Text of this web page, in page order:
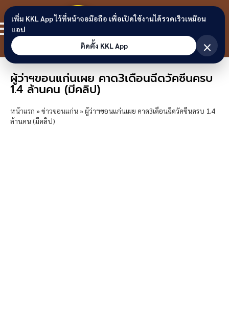
Skip to content
ขอนแก่น
ลิงก์
ผู้ว่าฯขอนแก่นเผย คาด3เดือนฉีดวัคซีนครบ
1.4 ล้านคน (มีคลิป)
หน้าแรก »ข่าวขอนแก่น»ผู้ว่าฯขอนแก่นเผย คาด3เดือนฉีดวัคซีนครบ 1.4
ล้านคน (มีคลิป)
เพิ่ม KKL App ไว้ที่หน้าจอมือถือ เพื่อเปิดใช้งานได้รวดเร็วเหมือน
แอป
ติดตั้ง KKL App
×